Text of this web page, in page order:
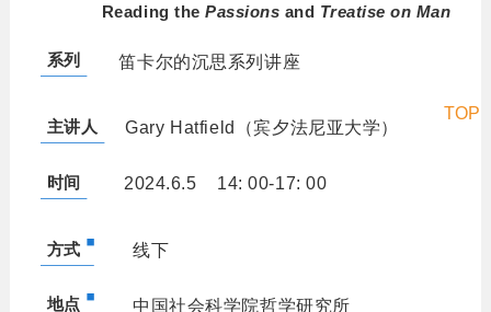
Reading thePassions and Treatise on Man
系列 笛卡尔的沉思系列讲座
主讲人 Gary Hatfield （宾夕法尼亚大学）
时间 2024.6.5 14: 00-17: 00
方式 线下
地点 中国社会科学院哲学研究所
TOP